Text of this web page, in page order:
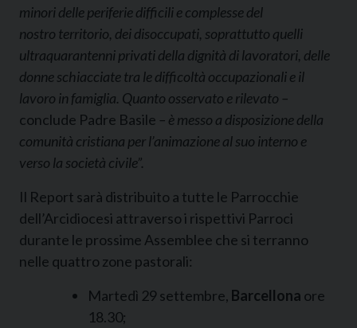
minori delle periferie difficili e complesse del
nostro territorio, dei disoccupati, soprattutto quelli
ultraquarantenni privati della dignità di lavoratori, delle
donne schiacciate tra le difficoltà occupazionali e il
lavoro in famiglia. Quanto osservato e rilevato –
conclude Padre Basile – è messo a disposizione della
comunità cristiana per l’animazione al suo interno e
verso la società civile”.
Il Report sarà distribuito a tutte le Parrocchie
dell’Arcidiocesi attraverso i rispettivi Parroci
durante le prossime Assemblee che si terranno
nelle quattro zone pastorali:
Martedì 29 settembre, Barcellona ore
18.30;